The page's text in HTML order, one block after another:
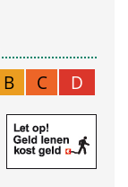
B C
D